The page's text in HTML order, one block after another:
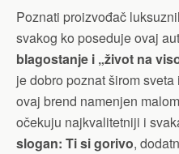
Poznati proizvođač
svakog ko poseduje ovaj
blagostanje i „život na
je dobro poznat širom
ovaj brend namenjen
očekuju najkvalitetniji i
slogan: Ti si gorivo,